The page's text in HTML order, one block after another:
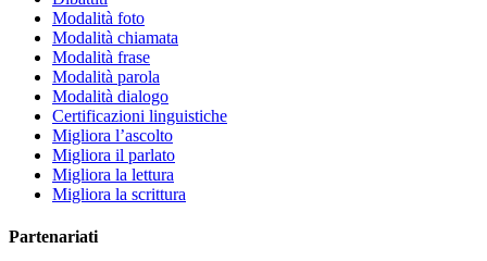
Modalità foto
Modalità chiamata
Modalità frase
Modalità parola
Modalità dialogo
Certificazioni linguistiche
Migliora l’ascolto
Migliora il parlato
Migliora la lettura
Migliora la scrittura
Partenariati